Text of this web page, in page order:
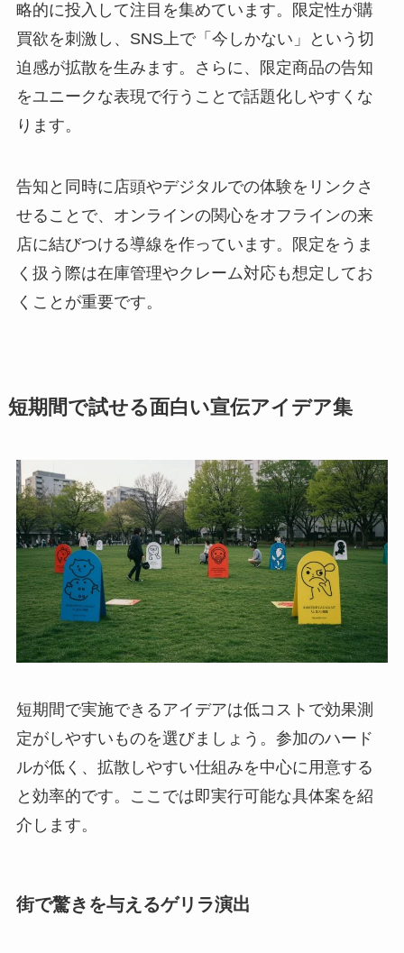
略的に投入して注目を集めています。限定性が購
買欲を刺激し、SNS上で「今しかない」という切
迫感が拡散を生みます。さらに、限定商品の告知
をユニークな表現で行うことで話題化しやすくな
ります。
告知と同時に店頭やデジタルでの体験をリンクさ
せることで、オンラインの関心をオフラインの来
店に結びつける導線を作っています。限定をうま
く扱う際は在庫管理やクレーム対応も想定してお
くことが重要です。
短期間で試せる面白い宣伝アイデア集
短期間で実施できるアイデアは低コストで効果測
定がしやすいものを選びましょう。参加のハード
ルが低く、拡散しやすい仕組みを中心に用意する
と効率的です。ここでは即実行可能な具体案を紹
介します。
街で驚きを与えるゲリラ演出